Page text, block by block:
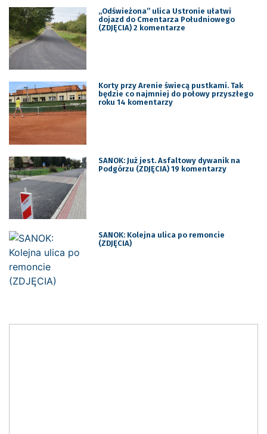
„Odświeżona” ulica Ustronie ułatwi
dojazd do Cmentarza Południowego
(ZDJĘCIA) 2 komentarze
Korty przy Arenie świecą pustkami. Tak
będzie co najmniej do połowy przyszłego
roku 14 komentarzy
SANOK: Już jest. Asfaltowy dywanik na
Podgórzu (ZDJĘCIA) 19 komentarzy
SANOK: Kolejna ulica po remoncie
(ZDJĘCIA)